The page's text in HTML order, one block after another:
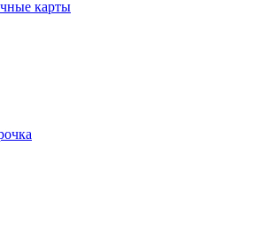
карты